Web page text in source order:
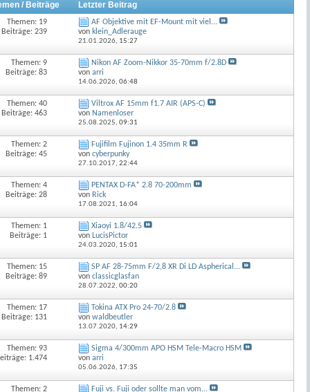
/ Beiträge Letzter Beitrag
Themen: 19
Beiträge: 239
AF Objektive mit EF-Mount mit viel...
von klein_Adlerauge
21.01.2026, 15:27
Themen: 9
Beiträge: 83
Nikon AF Zoom-Nikkor 35-70mm f/2.8D
vonarri
14.06.2026,06:48
Themen: 40
Beiträge: 463
Viltrox AF 15mm f1.7 AIR (APS-C)
von Namenloser
25.08.2025,09:31
Themen: 2
Beiträge: 45
Fujifilm Fujinon 1.4 35mm R
voncyberpunky
27.10.2017,22:44
Themen: 4
Beiträge: 28
PENTAX D-FA* 2.8 70-200mm
von Rick
17.08.2021, 16:04
Themen: 1
Beiträge: 1
Xiaoyi 1.8/42.5
von LucisPictor
24.03.2020, 15:01
Themen: 15
Beiträge: 89
SP AF 28-75mm F/2,8 XR Di LD Aspherical...
vonclassicglasfan
28.07.2022,00:20
Themen: 17
Beiträge: 131
Tokina ATX Pro 24-70/2.8
vonwaldbeutler
13.07.2020, 14:29
Themen: 93
1.474
Sigma 4/300mm APO HSM Tele-Macro HSM
vonarri
05.06.2026, 17:35
Themen: 2 Fuji vs. Fuji oder sollte man vom...